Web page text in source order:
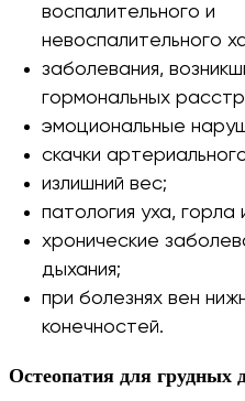
воспалительного и
невоспалительного
заболевания,
гормональных
эмоциональные
скачки
излишний вес;
патология уха, горла
хронические
дыхания;
при болезнях вен
конечностей.
Остеопатия для грудных